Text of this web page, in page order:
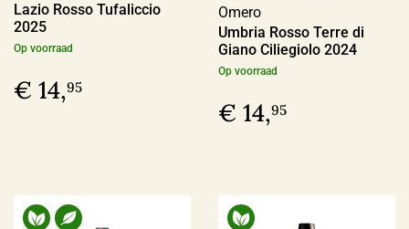
Lazio Rosso Tufaliccio
2025
Op voorraad
€ 14,95
Omero
Umbria Rosso Terre di
Giano Ciliegiolo 2024
Op voorraad
€ 14,95